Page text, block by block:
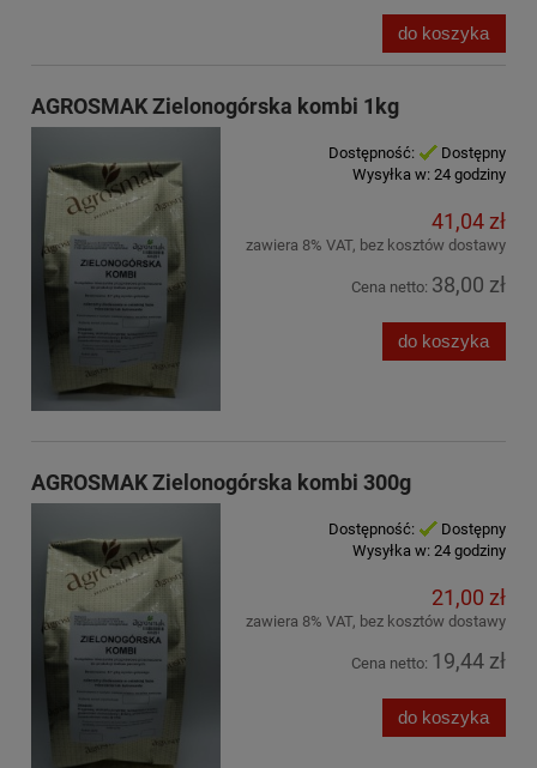
do koszyka
AGROSMAK Zielonogórska kombi 1kg
Dostępność:
Dostępny
Wysyłka w: 24 godziny
41,04 zł
zawiera 8% VAT, bez kosztów dostawy
Cena netto: 38,00 zł
do koszyka
AGROSMAK Zielonogórska kombi 300g
Dostępność:
Dostępny
Wysyłka w: 24 godziny
21,00 zł
zawiera 8% VAT, bez kosztów dostawy
Cena netto: 19,44 zł
do koszyka